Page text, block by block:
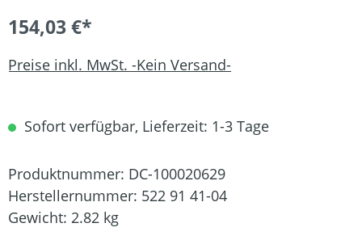
154,03 €*
Preise inkl. MwSt. -Kein Versand-
Sofort verfügbar, Lieferzeit: 1-3 Tage
Produktnummer: DC-100020629
Herstellernummer: 522 91 41-04
Gewicht: 2.82 kg